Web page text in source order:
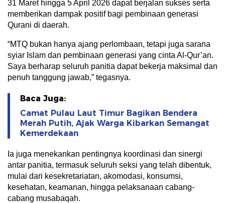
31 Maret hingga 5 April 2026 dapat berjalan sukses serta
memberikan dampak positif bagi pembinaan generasi
Qurani di daerah.
“MTQ bukan hanya ajang perlombaan, tetapi juga sarana
syiar Islam dan pembinaan generasi yang cinta Al-Qur’an.
Saya berharap seluruh panitia dapat bekerja maksimal dan
penuh tanggung jawab,” tegasnya.
Baca Juga:
Camat Pulau Laut Timur Bagikan Bendera
Merah Putih, Ajak Warga Kibarkan Semangat
Kemerdekaan
Ia juga menekankan pentingnya koordinasi dan sinergi
antar panitia, termasuk seluruh seksi yang telah dibentuk,
mulai dari kesekretariatan, akomodasi, konsumsi,
kesehatan, keamanan, hingga pelaksanaan cabang-
cabang musabaqah.